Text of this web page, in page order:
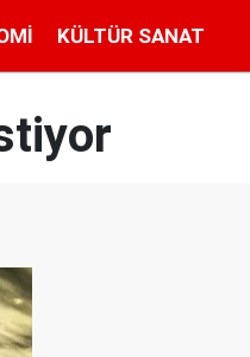
KÜLTÜR SANAT